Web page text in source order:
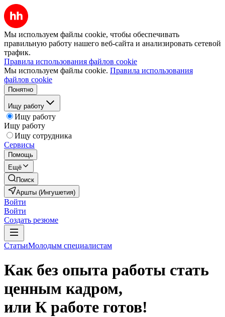
Мы используем файлы cookie, чтобы обеспечивать
правильную работу нашего веб-сайта и анализировать сетевой
трафик.
Правила использования файлов cookie
Мы используем файлы cookie. Правила использования
файлов cookie
Понятно
Ищу работу
Ищу работу
Ищу работу
Ищу сотрудника
Сервисы
Помощь
Ещё
Поиск
Аршты (Ингушетия)
Войти
Войти
Создать резюме
СтатьиМолодым специалистам
Как без опыта работы стать
ценным кадром,
или К работе готов!